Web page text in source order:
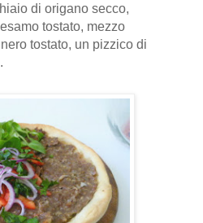
di origano secco,
tostato, mezzo
tostato, un pizzico di